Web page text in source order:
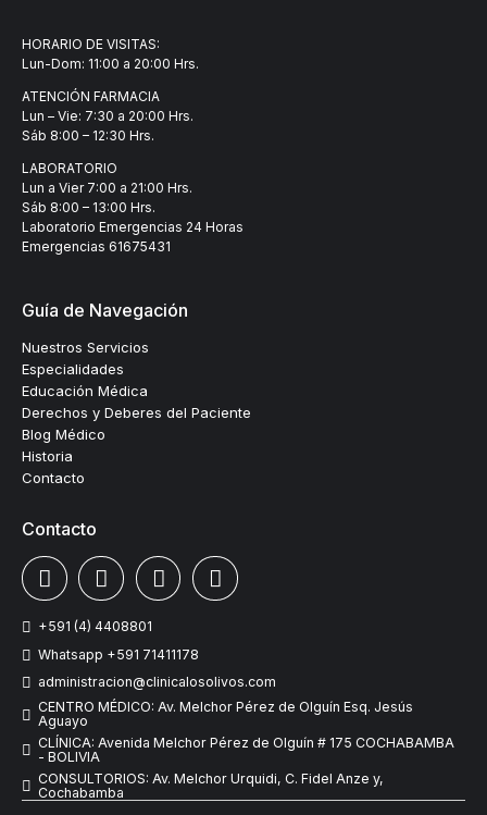
HORARIO DE VISITAS:
Lun-Dom: 11:00 a 20:00 Hrs.
ATENCIÓN FARMACIA
Lun – Vie: 7:30 a 20:00 Hrs.
Sáb 8:00 – 12:30 Hrs.
LABORATORIO
Lun a Vier 7:00 a 21:00 Hrs.
Sáb 8:00 – 13:00 Hrs.
Laboratorio Emergencias 24 Horas
Emergencias 61675431
Guía de Navegación
Nuestros Servicios
Especialidades
Educación Médica
Derechos y Deberes del Paciente
Blog Médico
Historia
Contacto
Contacto
+591 (4) 4408801
Whatsapp +591 71411178
administracion@clinicalosolivos.com
CENTRO MÉDICO: Av. Melchor Pérez de Olguín Esq. Jesús
Aguayo
CLÍNICA: Avenida Melchor Pérez de Olguín # 175 COCHABAMBA
- BOLIVIA
CONSULTORIOS: Av. Melchor Urquidi, C. Fidel Anze y,
Cochabamba